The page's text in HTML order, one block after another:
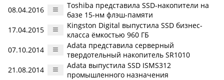
08.04.2016
Toshiba представила SSD-накопители на
базе 15-нм флэш-памяти
17.04.2015
Kingston Digital выпустила SSD бизнес-
класса ёмкостью 960 ГБ
07.10.2014
Adata представила серверный
твердотельный накопитель SR1010
21.08.2014
Adata выпустила SSD ISMS312
промышленного назначения